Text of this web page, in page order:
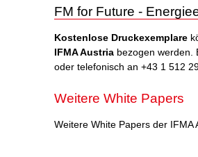
FM for Future -
Kostenlose Druckexemplare
IFMA Austria bezogen werden.
oder telefonisch an +43 1 512
Weitere White Papers
Weitere White Papers der